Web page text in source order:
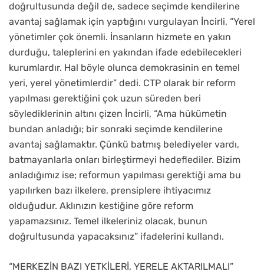
doğrultusunda değil de, sadece seçimde kendilerine
avantaj sağlamak için yaptığını vurgulayan İncirli, “Yerel
yönetimler çok önemli. İnsanların hizmete en yakın
durduğu, taleplerini en yakından ifade edebilecekleri
kurumlardır. Hal böyle olunca demokrasinin en temel
yeri, yerel yönetimlerdir” dedi. CTP olarak bir reform
yapılması gerektiğini çok uzun süreden beri
söylediklerinin altını çizen İncirli, “Ama hükümetin
bundan anladığı; bir sonraki seçimde kendilerine
avantaj sağlamaktır. Çünkü batmış belediyeler vardı,
batmayanlarla onları birleştirmeyi hedeflediler. Bizim
anladığımız ise; reformun yapılması gerektiği ama bu
yapılırken bazı ilkelere, prensiplere ihtiyacımız
olduğudur. Aklınızın kestiğine göre reform
yapamazsınız. Temel ilkeleriniz olacak, bunun
doğrultusunda yapacaksınız” ifadelerini kullandı.
“MERKEZİN BAZI YETKİLERİ, YERELE AKTARILMALI”